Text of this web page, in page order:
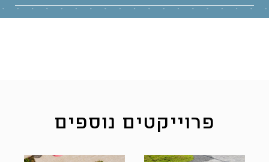
פרוייקטים נוספים